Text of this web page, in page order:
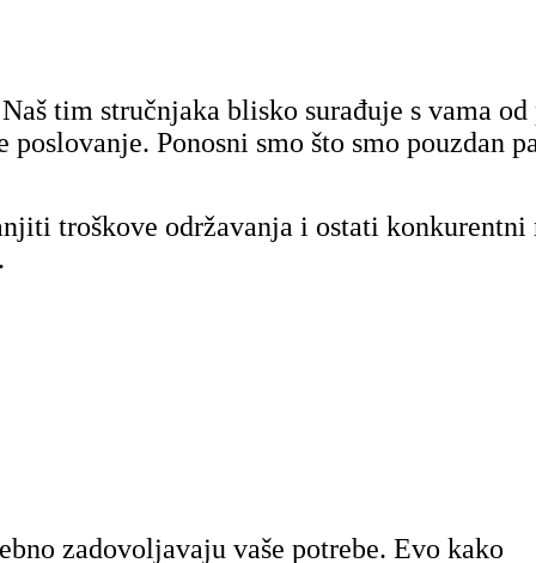
tim stručnjaka blisko surađuje s vama
Ponosni smo što smo pouzdan
troškove održavanja i ostati konkurentni
zadovoljavaju vaše potrebe. Evo kako